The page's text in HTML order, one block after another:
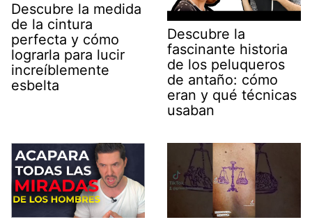
Descubre la medida
de la cintura
perfecta y cómo
lograrla para lucir
increíblemente
esbelta
Descubre la
fascinante historia
de los peluqueros
de antaño: cómo
eran y qué técnicas
usaban